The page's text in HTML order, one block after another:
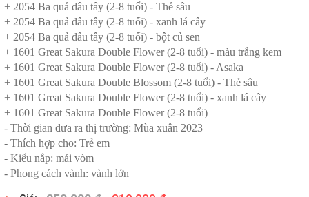
+ 2054 Ba quả dâu tây (2-8 tuổi) - Thẻ sâu
+ 2054 Ba quả dâu tây (2-8 tuổi) - xanh lá cây
+ 2054 Ba quả dâu tây (2-8 tuổi) - bột củ sen
+ 1601 Great Sakura Double Flower (2-8 tuổi) - màu trắng kem
+ 1601 Great Sakura Double Flower (2-8 tuổi) - Asaka
+ 1601 Great Sakura Double Blossom (2-8 tuổi) - Thẻ sâu
+ 1601 Great Sakura Double Flower (2-8 tuổi) - xanh lá cây
+ 1601 Great Sakura Double Flower (2-8 tuổi)
- Thời gian đưa ra thị trường: Mùa xuân 2023
- Thích hợp cho: Trẻ em
- Kiểu nắp: mái vòm
- Phong cách vành: vành lớn